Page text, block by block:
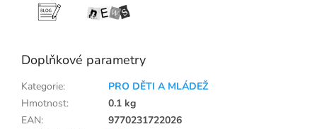
Doplňkové parametry
Kategorie:
PRO DĚTI A MLÁDEŽ
Hmotnost:
0.1 kg
EAN:
9770231722026